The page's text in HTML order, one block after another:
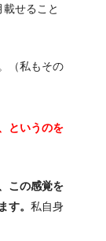
せること
（私もその
というのを
この感覚を
す。 私自身